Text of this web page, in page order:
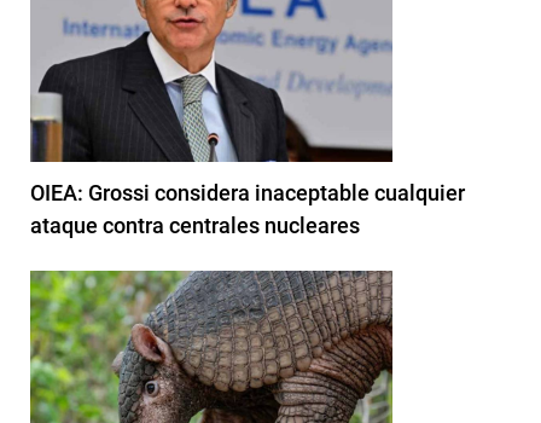
OIEA: Grossi considera inaceptable cualquier
ataque contra centrales nucleares